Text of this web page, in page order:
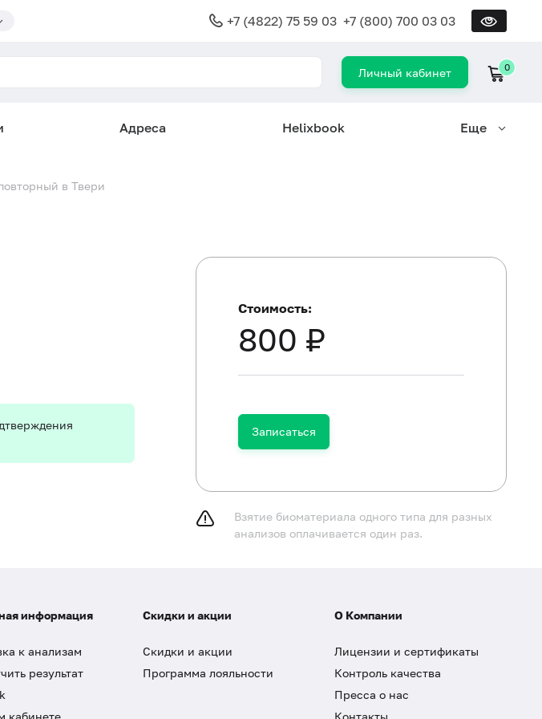
+7 (4822) 75 59 03 +7 (800) 700 03 03
Личный кабинет 0
Адреса Helixbook Еще
в Твери
Стоимость:
800 ₽
Записаться
Взятие биоматериала одного типа для разных
анализов оплачивается один раз.
информация
к анализам
результат
кабинете
Скидки и акции
Скидки и акции
Программа лояльности
О Компании
Лицензии и сертификаты
Контроль качества
Пресса о нас
Контакты